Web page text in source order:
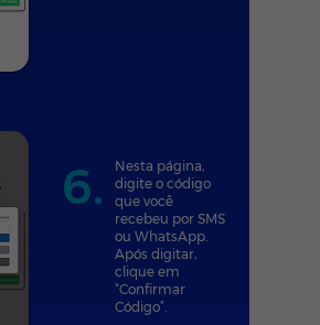
6.
Nesta página,
digite o código
que você
recebeu por SMS
ou WhatsApp.
Após digitar,
clique em
“Confirmar
Código”.